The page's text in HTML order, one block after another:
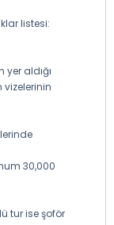
listesi:
aldığı
vizelerinin
30,000
tur ise şoför